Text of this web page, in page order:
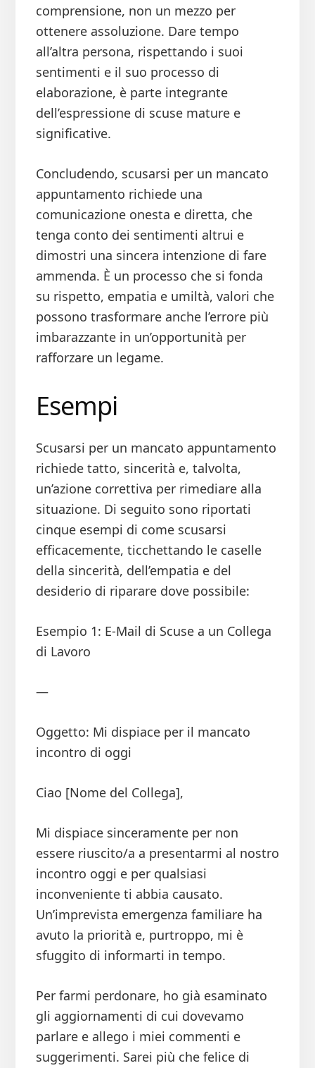
comprensione, non un mezzo per
ottenere assoluzione. Dare tempo
all’altra persona, rispettando i suoi
sentimenti e il suo processo di
elaborazione, è parte integrante
dell’espressione di scuse mature e
significative.
Concludendo, scusarsi per un mancato
appuntamento richiede una
comunicazione onesta e diretta, che
tenga conto dei sentimenti altrui e
dimostri una sincera intenzione di fare
ammenda. È un processo che si fonda
su rispetto, empatia e umiltà, valori che
possono trasformare anche l’errore più
imbarazzante in un’opportunità per
rafforzare un legame.
Esempi
Scusarsi per un mancato appuntamento
richiede tatto, sincerità e, talvolta,
un’azione correttiva per rimediare alla
situazione. Di seguito sono riportati
cinque esempi di come scusarsi
efficacemente, ticchettando le caselle
della sincerità, dell’empatia e del
desiderio di riparare dove possibile:
Esempio 1: E-Mail di Scuse a un Collega
di Lavoro
—
Oggetto: Mi dispiace per il mancato
incontro di oggi
Ciao [Nome del Collega],
Mi dispiace sinceramente per non
essere riuscito/a a presentarmi al nostro
incontro oggi e per qualsiasi
inconveniente ti abbia causato.
Un’imprevista emergenza familiare ha
avuto la priorità e, purtroppo, mi è
sfuggito di informarti in tempo.
Per farmi perdonare, ho già esaminato
gli aggiornamenti di cui dovevamo
parlare e allego i miei commenti e
suggerimenti. Sarei più che felice di